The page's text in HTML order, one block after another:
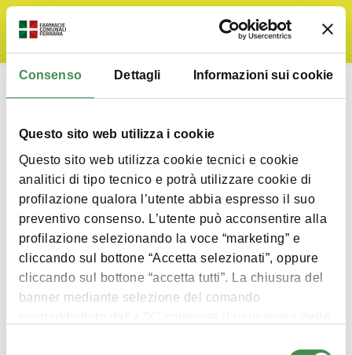
Consenso Dettagli Informazioni sui cookie
Questo sito web utilizza i cookie
Questo sito web utilizza cookie tecnici e cookie
analitici di tipo tecnico e potrà utilizzare cookie di
profilazione qualora l’utente abbia espresso il suo
preventivo consenso. L’utente può acconsentire alla
profilazione selezionando la voce “marketing” e
cliccando sul bottone “Accetta selezionati”, oppure
cliccando sul bottone “accetta tutti”. La chiusura del
banner mediante selezione del comando
Atti di programmazione delle
Atti di programmazione delle opere
pubbliche
ByAlessandra 12 Settembre 2019
Ultimo aggiornamento Agosto 18th, 2020 alle